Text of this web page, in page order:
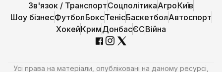
Зв'язок / ТранспортСоцполітикаАгроКиїв
Шоу бізнесФутболБоксТенісБаскетболАвтоспорт
ХокейКримДонбасЄСВійна
Усі права на матеріали, опубліковані на даному ресурсі,